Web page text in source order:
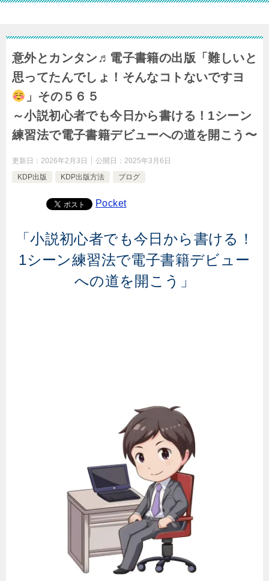
意外とカンタン♬電子書籍の出版「難しいと
思ってたんでしょ！そんなコトないですヨ
」その５６５
～小説初心者でも今日から書ける！1シーン
練習法で電子書籍デビューへの道を開こう〜
更新日： 2026年2月3日 公開日： 2025年3月6日
KDP出版
KDP出版方法 ブログ
Pocket
「小説初心者でも今日から書ける！
1シーン練習法で電子書籍デビュー
への道を開こう」